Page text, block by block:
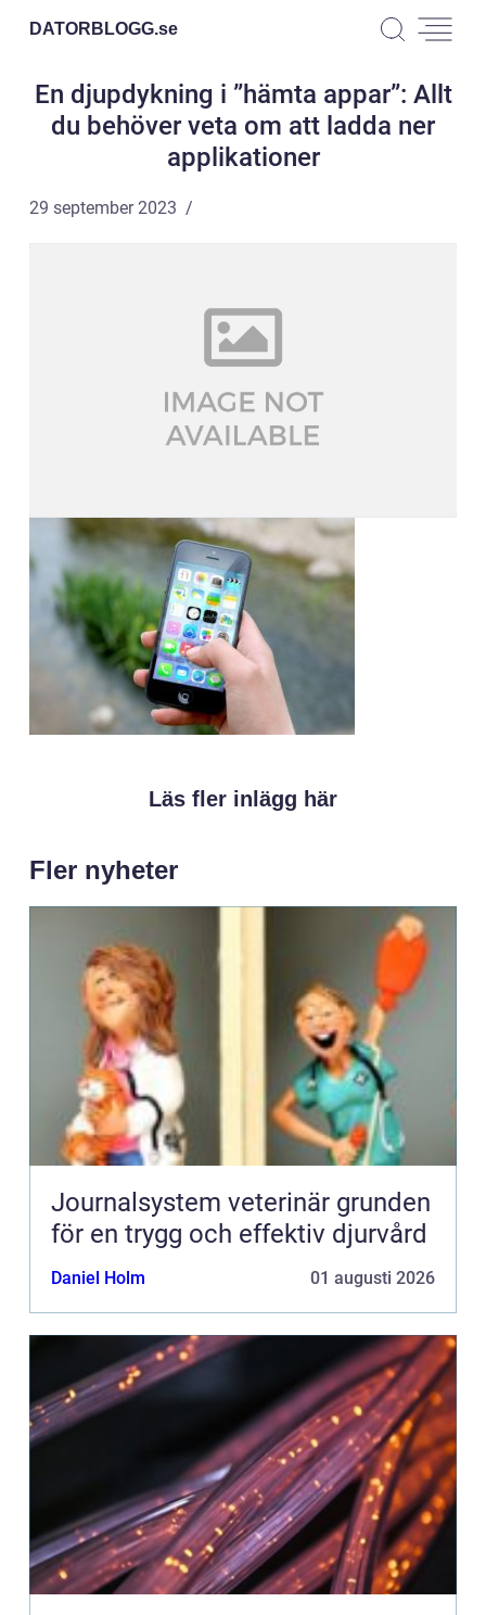
DATORBLOGG.se
En djupdykning i ”hämta appar”: Allt
du behöver veta om att ladda ner
applikationer
29 september 2023
Läs fler inlägg här
Fler nyheter
Journalsystem veterinär grunden
för en trygg och effektiv djurvård
Daniel Holm 01 augusti 2026